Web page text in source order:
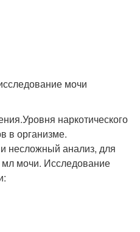
мочи
наркотического
в организме.
несложный анализ, для
мл мочи. Исследование